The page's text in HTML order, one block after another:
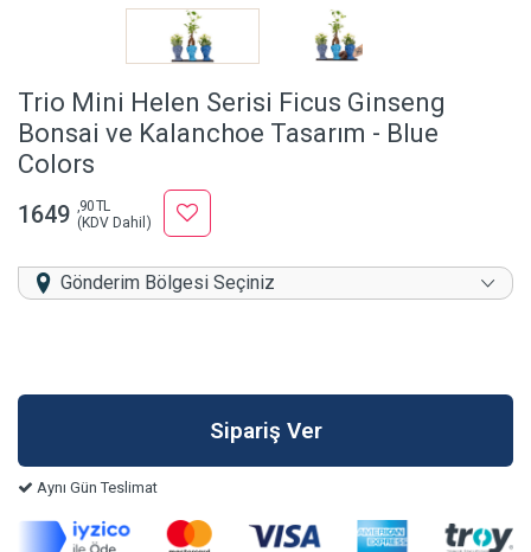
Trio Mini Helen Serisi Ficus Ginseng
Bonsai ve Kalanchoe Tasarım - Blue
Colors
1649 ,90 TL
(KDV Dahil)
Gönderim Bölgesi Seçiniz
Aynı Gün Teslimat